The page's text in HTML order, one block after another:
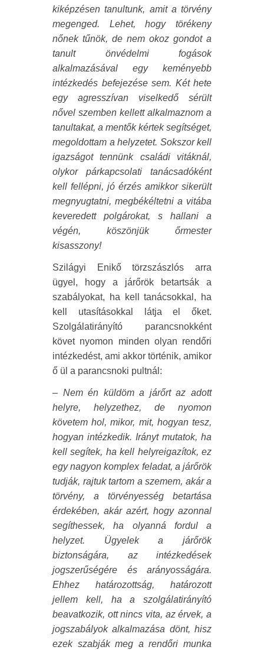
kiképzésen tanultunk, amit a törvény
megenged. Lehet, hogy törékeny
nőnek tűnök, de nem okoz gondot a
tanult önvédelmi fogások
alkalmazásával egy keményebb
intézkedés befejezése sem. Két hete
egy agresszívan viselkedő sérült
nővel szemben kellett alkalmaznom a
tanultakat, a mentők kértek segítséget,
megoldottam a helyzetet. Sokszor kell
igazságot tennünk családi vitáknál,
olykor párkapcsolati tanácsadóként
kell fellépni, jó érzés amikkor sikerült
megnyugtatni, megbékéltetni a vitába
keveredett polgárokat, s hallani a
végén, köszönjük őrmester
kisasszony!
Szilágyi Enikő törzszászlós arra
ügyel, hogy a járőrök betartsák a
szabályokat, ha kell tanácsokkal, ha
kell utasításokkal látja el őket.
Szolgálatirányító parancsnokként
követ nyomon minden olyan rendőri
intézkedést, ami akkor történik, amikor
ő ül a parancsnoki pultnál:
– Nem én küldöm a járőrt az adott
helyre, helyzethez, de nyomon
követem hol, mikor, mit, hogyan tesz,
hogyan intézkedik. Irányt mutatok, ha
kell segítek, ha kell helyreigazítok, ez
egy nagyon komplex feladat, a járőrök
tudják, rajtuk tartom a szemem, akár a
törvény, a törvényesség betartása
érdekében, akár azért, hogy azonnal
segíthessek, ha olyanná fordul a
helyzet. Ügyelek a járőrök
biztonságára, az intézkedések
jogszerűségére és arányosságára.
Ehhez határozottság, határozott
jellem kell, ha a szolgálatirányító
beavatkozik, ott nincs vita, az érvek, a
jogszabályok alkalmazása dönt, hisz
ezek szabják meg a rendőri munka